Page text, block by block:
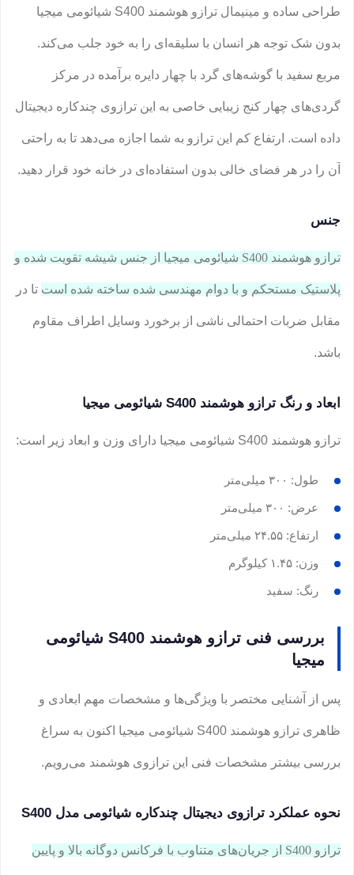
طراحی ساده و مینیمال ترازو هوشمند S400 شیائومی میجیا
بدون شک توجه هر انسان با سلیقه‌ای را به خود جلب می‌کند.
مربع سفید با گوشه‌های گرد با چهار دایره برآمده در مرکز
گردی‌های چهار کنج زیبایی خاصی به این ترازوی چندکاره دیجیتال
داده است. ارتفاع کم این ترازو به شما اجازه می‌دهد تا به راحتی
آن را در هر فضای خالی بدون استفاده‌ای در خانه خود قرار دهید.
جنس
ترازو هوشمند S400 شیائومی میجیا از جنس شیشه تقویت شده و
پلاستیک مستحکم و با دوام مهندسی شده ساخته شده است تا در
مقابل ضربات احتمالی ناشی از برخورد وسایل اطراف مقاوم
باشد.
ابعاد و رنگ ترازو هوشمند S400 شیائومی میجیا
ترازو هوشمند S400 شیائومی میجیا دارای وزن و ابعاد زیر است:
طول: ۳۰۰ میلی‌متر
عرض: ۳۰۰ میلی‌متر
ارتفاع: ۲۴.۵۵ میلی‌متر
وزن: ۱.۴۵ کیلوگرم
رنگ: سفید
بررسی فنی ترازو هوشمند S400 شیائومی
میجیا
پس از آشنایی مختصر با ویژگی‌ها و مشخصات مهم ابعادی و
ظاهری ترازو هوشمند S400 شیائومی میجیا اکنون به سراغ
بررسی بیشتر مشخصات فنی این ترازوی هوشمند می‌رویم.
نحوه عملکرد ترازوی دیجیتال چندکاره شیائومی مدل S400
ترازو S400 از جریان‌های متناوب با فرکانس دوگانه بالا و پایین